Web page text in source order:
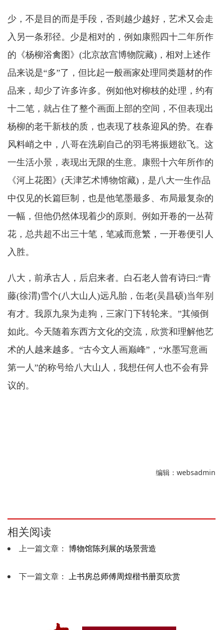
少，不是目的而是手段，否则越少越好，艺术又会走
入另一条邪径。少是相对的，例如康熙四十二年所作
的《杨柳浴禽图》(北京故宫博物院藏)，相对上述作
品来说是“多”了，但比起一般画家处理同类题材的作
品来，却少了许多许多。例如他对柳枝的处理，约有
十二笔，就占住了整个画面上部的空间，不但表现出
杨柳的老干新枝的质，也表现了枝条迎风的势。在春
风料峭之中，八哥在洗刷自己的羽毛将振翅欲飞。这
一生活小景，表现出无限的生意。康熙十六年所作的
《河上花图》(天津艺术博物馆藏)，是八大一生作品
中仅见的长篇巨制，也是他笔墨最多、布局最复杂的
一幅，但他仍然体现着少的原则。例如开卷的一丛荷
花，总共超不出三十笔，笔减而意繁，一开卷便引人
入胜。
八大，前承古人，后启来者。白石老人曾有诗曰:“青
藤(徐渭)雪个(八大山人)远凡胎，缶老(吴昌硕)当年别
有才。我原九泉为走狗，三家门下转轮来。”其倾倒
如此。今天随着东西方文化的交流，欣赏和理解他艺
术的人越来越多。“古今文人画巅峰”，“水墨写意画
第一人”的称号给八大山人，我想任何人也不会有异
议的。
编辑：websadmin
相关阅读
上一篇文章： 博物馆陈列展的场景营造
下一篇文章： 上书房总师傅周煌楷书册页欣赏